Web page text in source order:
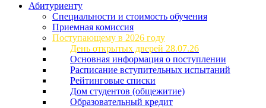
Абитуриенту
Специальности и стоимость обучения
Приемная комиссия
Поступающему в 2026 году
День открытых дверей 28.07.26
Основная информация о поступлении
Расписание вступительных испытаний
Рейтинговые списки
Дом студентов (общежитие)
Образовательный кредит